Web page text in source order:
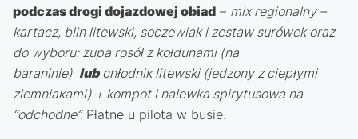
podczas drogi dojazdowej obiad – mix regionalny –
kartacz, blin litewski, soczewiak i zestaw surówek oraz
do wyboru: zupa rosół z kołdunami (na
baraninie) lubchłodnik litewski (jedzony z ciepłymi
ziemniakami) + kompot i nalewka spirytusowa na
“odchodne”. Płatne u pilota w busie.